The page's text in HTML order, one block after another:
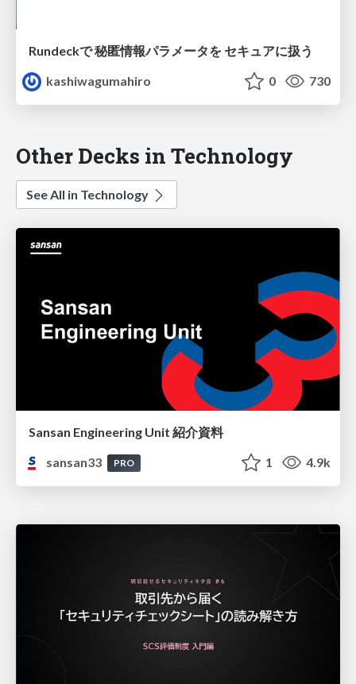
Rundeckで 秘匿情報パラメータを セキュアに扱う
kashiwagumahiro
0 730
Other Decks in Technology
See All in Technology
Sansan Engineering Unit 紹介資料
sansan33
PRO 1 4.9k